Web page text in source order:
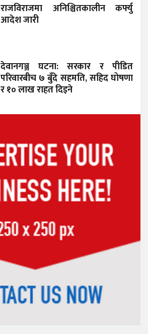
राजविराजमा अनिश्चितकालीन कर्फ्यु
आदेश जारी
देवानगञ्ज घटना: सरकार र पीडित
परिवारबीच ७ बुँदे सहमति, सहिद घोषणा
र १० लाख राहत दिइने